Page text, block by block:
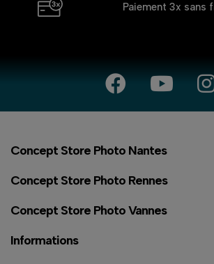
Paiement 3x sans
Concept Store Photo Nantes
Concept Store Photo Rennes
Concept Store Photo Vannes
Informations